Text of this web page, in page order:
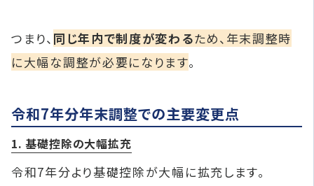
つまり、 同じ年内で制度が変わるため、年末調整時
に大幅な調整が必要になります。
令和7年分年末調整での主要変更点
1. 基礎控除の大幅拡充
令和7年分より基礎控除が大幅に拡充します。